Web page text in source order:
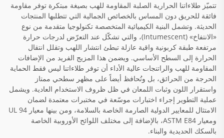
تتميّز طلاءاتنا الحرارية الصلبة المقاومة للهب بصيغة مبتكرة توفر مقاومة
فائقة للحريق دون المساس بالخصائص الجمالية التي تتطلبها المنتجات
الحديثة. وتشمل البنية الكيميائية المتخصصة تكنولوجيا متقدمة من نوع
«الانتفاخ» (Intumescent)، والتي تشكّل عند التعرّض لدرجات حرارة
مرتفعة طبقة كربونية واقية عازلة تبطئ انتشار اللهب وتقلل انتقال
الحرارة إلى السطح الأساسي. ويضمن هذا المزيج الفريد من الإضافات
المقاومة للهب والراتنجات عالية الأداء أن توفر طلاءاتنا ليس فقط الحماية
الحرجة من الحرائق، بل وتُحافظ أيضاً على مظهر سطحي ممتاز
واستقرار اللون وثبات اللمعان في ظل ظروف الاستخدام العادية. ويشمل
عملية التطوير إجراء اختبارات موسّعة في مختبرات معتمدة لضمان
الامتثال للمعايير الدولية الصارمة الخاصة بالسلامة، ومن بينها معيار UL 94
ومعيار ASTM E84، بالإضافة إلى مختلف اللوائح الأوروبية الخاصة
بالسكك الحديدية والبناء.